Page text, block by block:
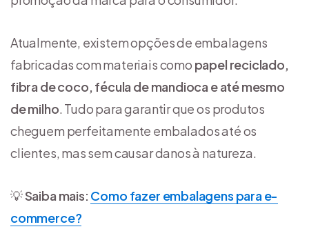
Atualmente, existem opções de embalagens
fabricadas com materiais como papel reciclado,
fibra de coco, fécula de mandioca e até mesmo
de milho. Tudo para garantir que os produtos
cheguem perfeitamente embalados até os
clientes, mas sem causar danos à natureza.
💡Saiba mais: Como fazer embalagens para e-
commerce?